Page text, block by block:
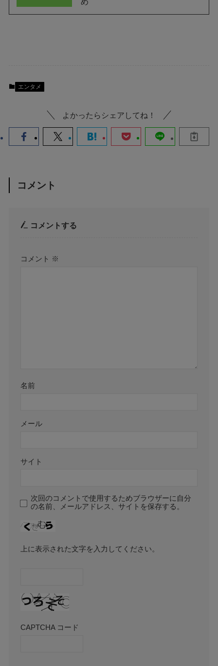
エンタメ
よかったらシェアしてね！
コメント
コメントする
コメント ※
名前
メール
サイト
次回のコメントで使用するためブラウザーに自分
の名前、メールアドレス、サイトを保存する。
上に表示された文字を入力してください。
CAPTCHA コード